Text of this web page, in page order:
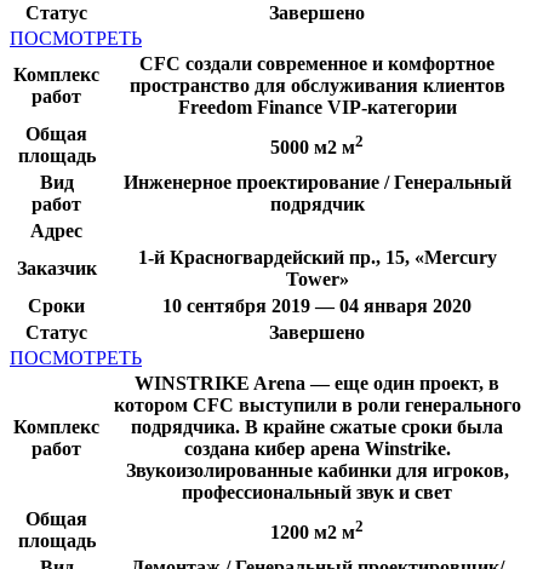
Статус
Завершено
ПОСМОТРЕТЬ
Комплекс
работ
CFC создали современное и комфортное
пространство для обслуживания клиентов
Freedom Finance VIP-категории
Общая
площадь
5000 м2 м2
Вид
работ
Инженерное проектирование / Генеральный
подрядчик
Адрес
Заказчик
1-й Красногвардейский пр., 15, «Mercury
Tower»
Сроки
10 сентября 2019 — 04 января 2020
Статус
Завершено
ПОСМОТРЕТЬ
Комплекс
работ
WINSTRIKE Arena — еще один проект, в
котором CFC выступили в роли генерального
подрядчика. В крайне сжатые сроки была
создана кибер арена Winstrike.
Звукоизолированные кабинки для игроков,
профессиональный звук и свет
Общая
площадь
1200 м2 м2